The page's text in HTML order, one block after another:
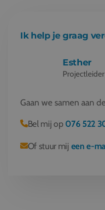
Ik help je graag
Esther
Gaan we samen aan
Bel mij op 076 522
Of stuur mij een e-